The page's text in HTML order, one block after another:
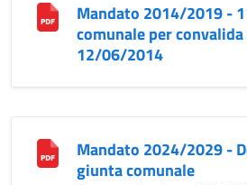
Mandato 2014/2019 -
comunale per
12/06/2014
Mandato 2024/2029 -
giunta comunale